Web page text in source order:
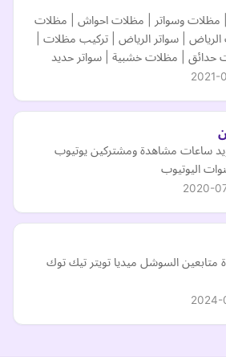
وسواتر | مظلات احواش | مظلات
| سواتر الرياض | تركيب مظلات |
حدائق | مظلات خشبية | سواتر حديد
2021-
ساعات مشاهدة ومشتركين يوتيوب
اليوتيوب
2020-
السوشل ميديا تويتر تيك توك
2024-